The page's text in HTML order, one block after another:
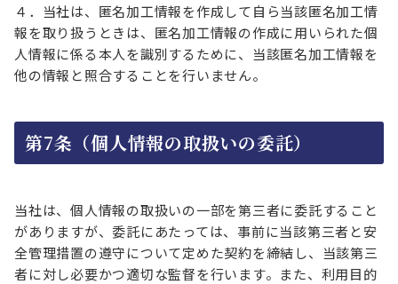
４．当社は、匿名加工情報を作成して自ら当該匿名加工情
報を取り扱うときは、匿名加工情報の作成に用いられた個
人情報に係る本人を識別するために、当該匿名加工情報を
他の情報と照合することを行いません。
第7条（個人情報の取扱いの委託）
当社は、個人情報の取扱いの一部を第三者に委託すること
がありますが、委託にあたっては、事前に当該第三者と安
全管理措置の遵守について定めた契約を締結し、当該第三
者に対し必要かつ適切な監督を行います。また、利用目的